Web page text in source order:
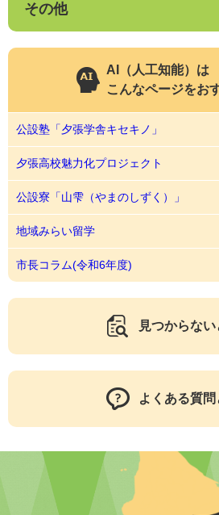
その他
AI（人工知能）は
こんなページをお
公設塾「夕張学舎キセキノ」
夕張高校魅力化プロジェクト
公設寮「山雫（やまのしずく）」
地域みらい留学
市長コラム(令和6年度)
見つからない
よくある質